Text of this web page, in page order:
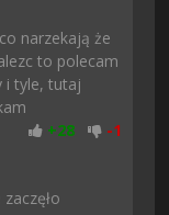
narzekają że
to polecam
i tyle, tutaj
+28 -1